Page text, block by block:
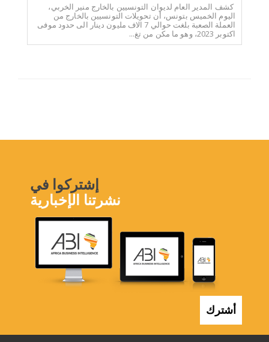
كشف المدير العام لديوان التونسيين بالخارج منير الخربي،
اليوم الخميس بتونس، أن تحويلات التونسيين بالخارج من
العملة الصعبة بلغت حوالي 7 الاف مليون دينار الى حدود موفى
اكتوبر 2023، وهو ما مكن من تغ...
إشتركوا في
نشرتنا الإخبارية
أشترك